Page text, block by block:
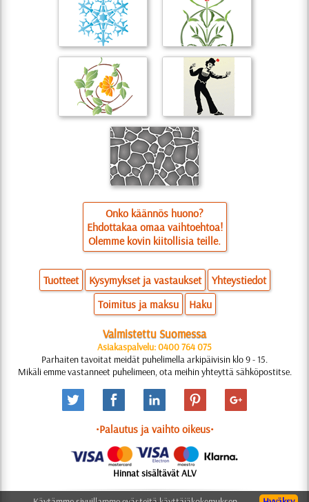
Onko käännös huono?
Ehdottakaa omaa vaihtoehtoa!
Olemme kovin kiitollisia teille.
Tuotteet Kysymykset ja vastaukset
Yhteystiedot
Toimitus ja maksu
Haku
Valmistettu Suomessa
Asiakaspalvelu: 0400 764 075
Parhaiten tavoitat meidät puhelimella arkipäivisin klo 9 - 15.
Mikäli emme vastanneet puhelimeen, ota meihin yhteyttä sähköpostitse.
•Palautus ja vaihto oikeus•
Hinnat sisältävät ALV